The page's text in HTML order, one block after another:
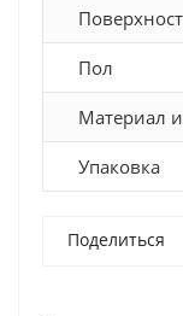
Пол
Материал
Упаковка
Поделиться